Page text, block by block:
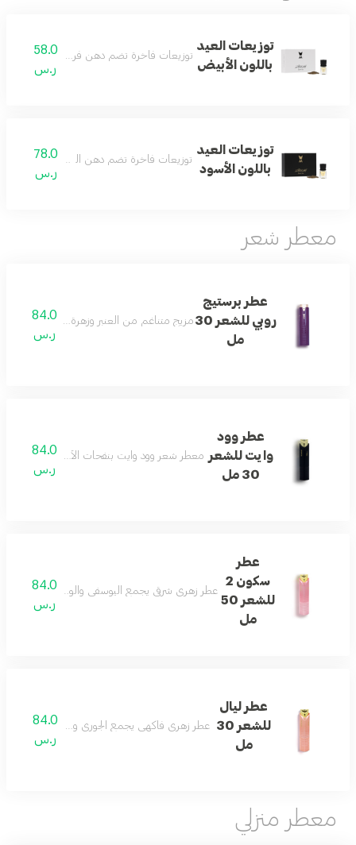
توزيعات العيد
باللون الأبيض
توزيعات فاخرة تضم دهن فروتي عنبر وكسرة
58.0
ر.س
توزيعات العيد
باللون الأسود
توزيعات فاخرة تضم دهن العاذرية وكسرة عود
78.0
ر.س
معطر شعر
عطر برستيج
روبي للشعر 30
مل
مزيج متناغم من العنبر وزهرة البرتقال
84.0
ر.س
عطر وود
وايت للشعر
30 مل
معطر شعر وود وايت بنفحات الأخشاب البيضاء
84.0
ر.س
عطر
سكون 2
للشعر 50
مل
عطر زهري شرقي يجمع اليوسفي والورد الأبيض
84.0
ر.س
عطر ليال
للشعر 30
مل
عطر زهري فاكهي يجمع الجوري والبطيخ والجيرانيوم
84.0
ر.س
معطر منزلي